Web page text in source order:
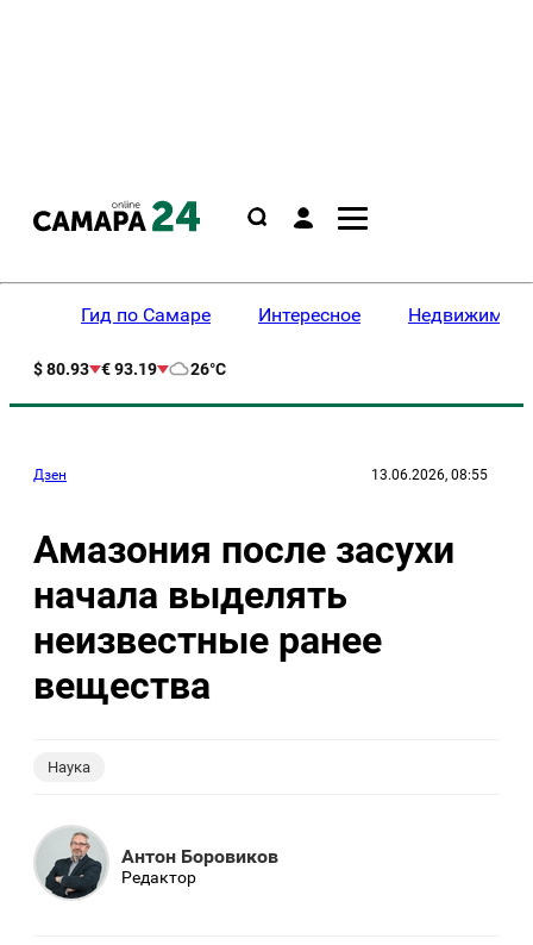
Гид по Самаре Интересное
$ 80.93 € 93.19 26°C
Дзен 13.06.2026, 08:55
Амазония после засухи
начала выделять
неизвестные ранее
вещества
Наука
Антон Боровиков
Редактор